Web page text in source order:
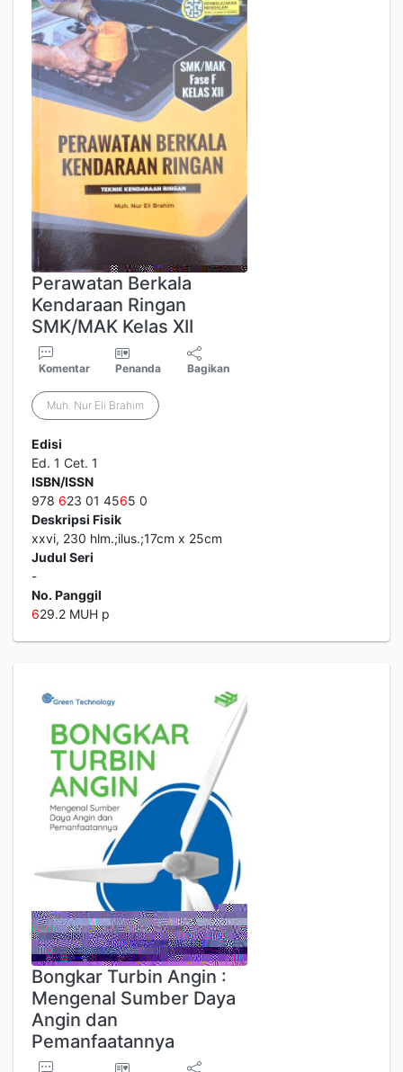
Perawatan Berkala
Kendaraan Ringan
SMK/MAK Kelas XII
Komentar Penanda Bagikan
Muh. Nur Eli Brahim
Edisi
Ed. 1 Cet. 1
ISBN/ISSN
978 623 01 4565 0
Deskripsi Fisik
xxvi, 230 hlm.;ilus.;17cm x 25cm
Judul Seri
-
No. Panggil
629.2 MUH p
Bongkar Turbin Angin :
Mengenal Sumber Daya
Angin dan
Pemanfaatannya